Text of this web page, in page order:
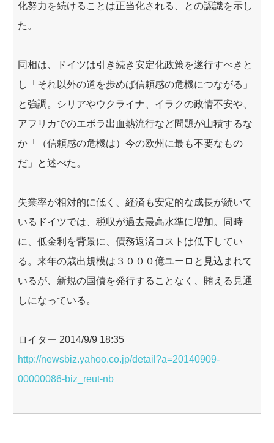
化努力を続けることは正当化される、との認識を示し
た。
同相は、ドイツは引き続き安定化政策を遂行すべきと
し「それ以外の道を歩めば信頼感の危機につながる」
と強調。シリアやウクライナ、イラクの政情不安や、
アフリカでのエボラ出血熱流行など問題が山積するな
か「（信頼感の危機は）今の欧州に最も不要なもの
だ」と述べた。
失業率が相対的に低く、経済も安定的な成長が続いて
いるドイツでは、税収が過去最高水準に増加。同時
に、低金利を背景に、債務返済コストは低下してい
る。来年の歳出規模は３０００億ユーロと見込まれて
いるが、新規の国債を発行することなく、賄える見通
しになっている。
ロイター 2014/9/9 18:35
http://newsbiz.yahoo.co.jp/detail?a=20140909-
00000086-biz_reut-nb